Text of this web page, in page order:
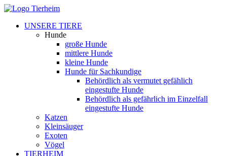
UNSERE TIERE
Hunde
große Hunde
mittlere Hunde
kleine Hunde
Hunde für Sachkundige
Behördlich als vermutet gefählich
eingestufte Hunde
Behördlich als gefährlich im Einzelfall
eingestufte Hunde
Katzen
Kleinsäuger
Exoten
Vögel
TIERHEIM